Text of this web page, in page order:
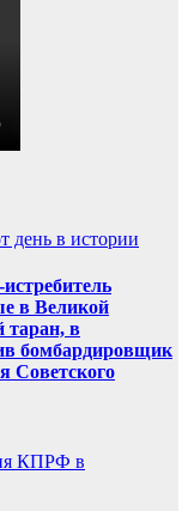
день в истории
в Великой
таран, в
бомбардировщик
Советского
КПРФ в